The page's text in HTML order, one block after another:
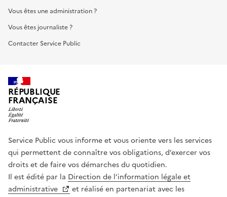
Vous êtes une administration ?
Vous êtes journaliste ?
Contacter Service Public
RÉPUBLIQUE
FRANÇAISE
Service Public vous informe et vous oriente vers les services
qui permettent de connaître vos obligations, d’exercer vos
droits et de faire vos démarches du quotidien.
Il est édité par la Direction de l’information légale et
administrative
et réalisé en partenariat avec les